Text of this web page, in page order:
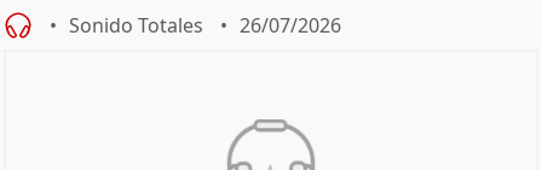
Sonido Totales 26/07/2026